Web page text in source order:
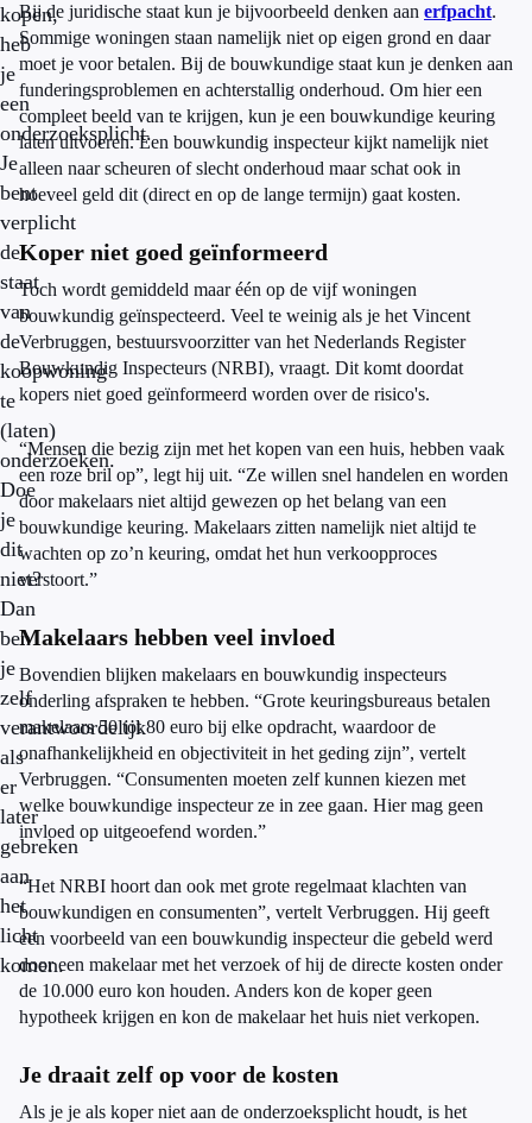
kopen,
heb
je
een
onderzoeksplicht.
Je
bent
verplicht
de
staat
van
de
koopwoning
te
(laten)
onderzoeken.
Doe
je
dit
niet?
Dan
ben
je
zelf
verantwoordelijk
als
er
later
gebreken
aan
het
licht
komen.
Bij de juridische staat kun je bijvoorbeeld denken aan erfpacht.
Sommige woningen staan namelijk niet op eigen grond en daar
moet je voor betalen. Bij de bouwkundige staat kun je denken aan
funderingsproblemen en achterstallig onderhoud. Om hier een
compleet beeld van te krijgen, kun je een bouwkundige keuring
laten uitvoeren. Een bouwkundig inspecteur kijkt namelijk niet
alleen naar scheuren of slecht onderhoud maar schat ook in
hoeveel geld dit (direct en op de lange termijn) gaat kosten.
Koper niet goed geïnformeerd
Toch wordt gemiddeld maar één op de vijf woningen
bouwkundig geïnspecteerd. Veel te weinig als je het Vincent
Verbruggen, bestuursvoorzitter van het Nederlands Register
Bouwkundig Inspecteurs (NRBI), vraagt. Dit komt doordat
kopers niet goed geïnformeerd worden over de risico's.
“Mensen die bezig zijn met het kopen van een huis, hebben vaak
een roze bril op”, legt hij uit. “Ze willen snel handelen en worden
door makelaars niet altijd gewezen op het belang van een
bouwkundige keuring. Makelaars zitten namelijk niet altijd te
wachten op zo’n keuring, omdat het hun verkoopproces
verstoort.”
Makelaars hebben veel invloed
Bovendien blijken makelaars en bouwkundig inspecteurs
onderling afspraken te hebben. “Grote keuringsbureaus betalen
makelaars 50 tot 80 euro bij elke opdracht, waardoor de
onafhankelijkheid en objectiviteit in het geding zijn”, vertelt
Verbruggen. “Consumenten moeten zelf kunnen kiezen met
welke bouwkundige inspecteur ze in zee gaan. Hier mag geen
invloed op uitgeoefend worden.”
“Het NRBI hoort dan ook met grote regelmaat klachten van
bouwkundigen en consumenten”, vertelt Verbruggen. Hij geeft
een voorbeeld van een bouwkundig inspecteur die gebeld werd
door een makelaar met het verzoek of hij de directe kosten onder
de 10.000 euro kon houden. Anders kon de koper geen
hypotheek krijgen en kon de makelaar het huis niet verkopen.
Je draait zelf op voor de kosten
Als je je als koper niet aan de onderzoeksplicht houdt, is het